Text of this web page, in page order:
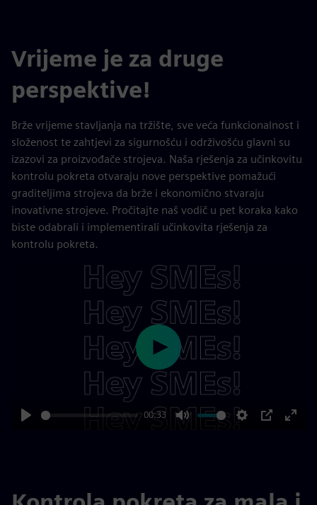
Vrijeme je za druge
perspektive!
Brže vrijeme stavljanja na tržište, sve veća funkcionalnost i
složenost te zahtjevi za sigurnošću i održivošću glavni su
izazovi za proizvođače strojeva. Naša rješenja za učinkovitu
kontrolu pokreta otvaraju nove perspektive pomažući
graditeljima strojeva da brže i ekonomično stvaraju
inovativne strojeve. Pročitajte naš vodič u pet koraka kako
biste odabrali i implementirali učinkovita rješenja za
kontrolu pokreta.
00:33
Play